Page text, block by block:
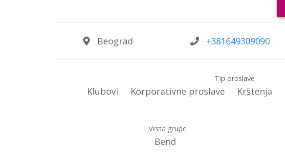
Beograd +381649309090
Tip proslave
Klubovi Korporativne proslave Krštenja
Vrsta grupe
Bend